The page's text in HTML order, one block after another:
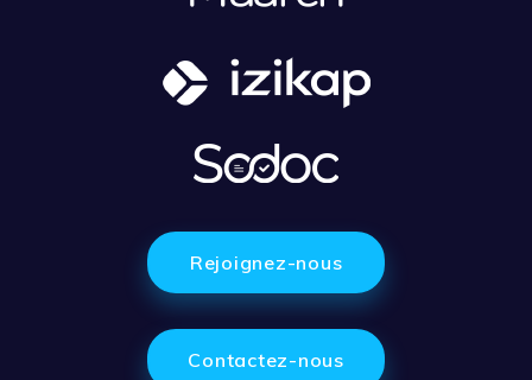
Rejoignez-nous
Contactez-nous